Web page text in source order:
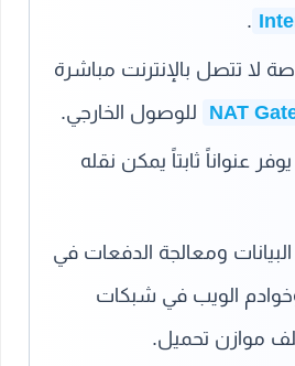
.
لا تتصل بالإنترنت مباشرة
NAT للوصول الخارجي.
يوفر عنواناً ثابتاً يمكن نقله
ومعالجة الدفعات في
الويب في شبكات
موازن تحميل.